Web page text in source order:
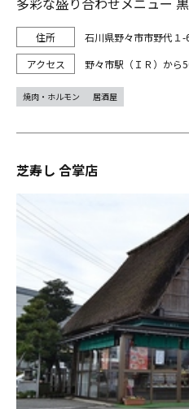
石川県野々市市野代１-
野々市駅（ＩＲ）から
焼肉・ホルモン 居酒屋
芝寿し 合掌店